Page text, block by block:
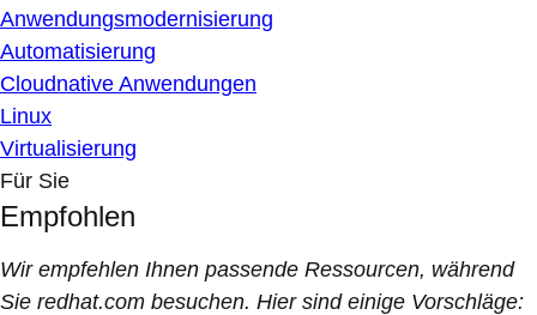
Anwendungsmodernisierung
Automatisierung
Cloudnative Anwendungen
Linux
Virtualisierung
Für Sie
Empfohlen
Wir empfehlen Ihnen passende Ressourcen, während
Sie redhat.com besuchen. Hier sind einige Vorschläge: